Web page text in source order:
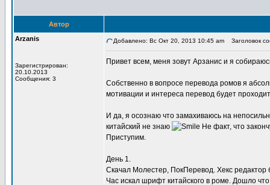
Автор
Arzanis
Зарегистрирован:
20.10.2013
Сообщения: 3
Добавлено: Вс Окт 20, 2013 10:45 am Заголовок
Привет всем, меня зовут Арзанис и я
Собственно в вопросе перевода ромов я
мотивации и интереса перевод будет
И да, я осознаю что замахиваюсь на
китайский не знаю
Не факт, что
Приступим.
День 1.
Скачал Молестер, ПокПеревод. Хекс редактор
Час искал шрифт китайского в роме. Дошло